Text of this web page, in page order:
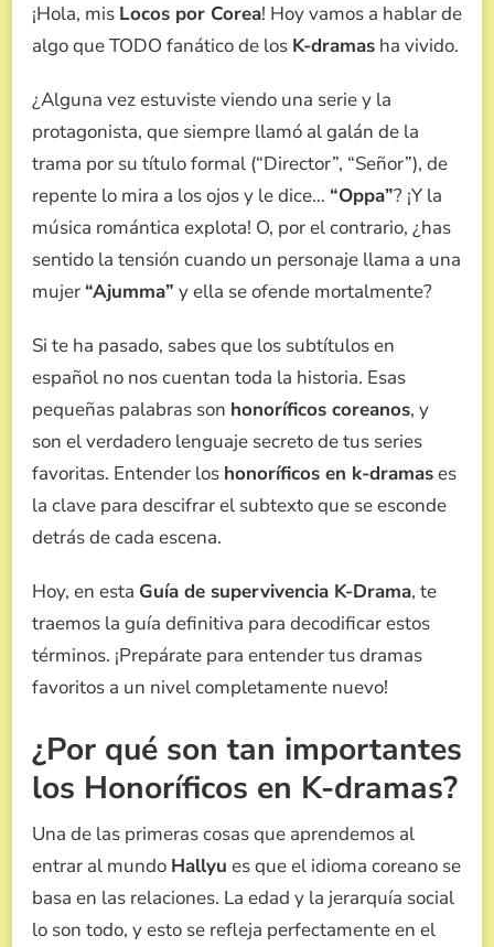
K-
DRAMAS
¿”OPPA”
“SEONBAE”?
NUNCA
MÁS
TE
CONFUNDAS
CON
NUESTRA
DEFINITIVA
¡Hola, mis Locos por Corea! Hoy vamos a hablar de
algo que TODO fanático de los K-dramas ha vivido.
¿Alguna vez estuviste viendo una serie y la
protagonista, que siempre llamó al galán de la
trama por su título formal (“Director”, “Señor”), de
repente lo mira a los ojos y le dice… “Oppa”? ¡Y la
música romántica explota! O, por el contrario, ¿has
sentido la tensión cuando un personaje llama a una
mujer “Ajumma” y ella se ofende mortalmente?
Si te ha pasado, sabes que los subtítulos en
español no nos cuentan toda la historia. Esas
pequeñas palabras son honoríficos coreanos, y
son el verdadero lenguaje secreto de tus series
favoritas. Entender los honoríficos en k-dramases
la clave para descifrar el subtexto que se esconde
detrás de cada escena.
Hoy, en esta Guía de supervivencia K-Drama, te
traemos la guía definitiva para decodificar estos
términos. ¡Prepárate para entender tus dramas
favoritos a un nivel completamente nuevo!
¿Por qué son tan importantes
los Honoríficos en K-dramas?
Una de las primeras cosas que aprendemos al
entrar al mundo Hallyu es que el idioma coreano se
basa en las relaciones. La edad y la jerarquía social
lo son todo, y esto se refleja perfectamente en el